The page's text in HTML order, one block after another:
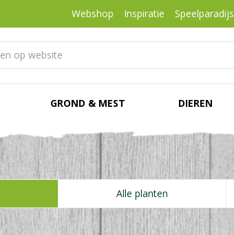
Webshop Inspiratie Speelparadijs
GROND & MEST DIEREN
Alle planten